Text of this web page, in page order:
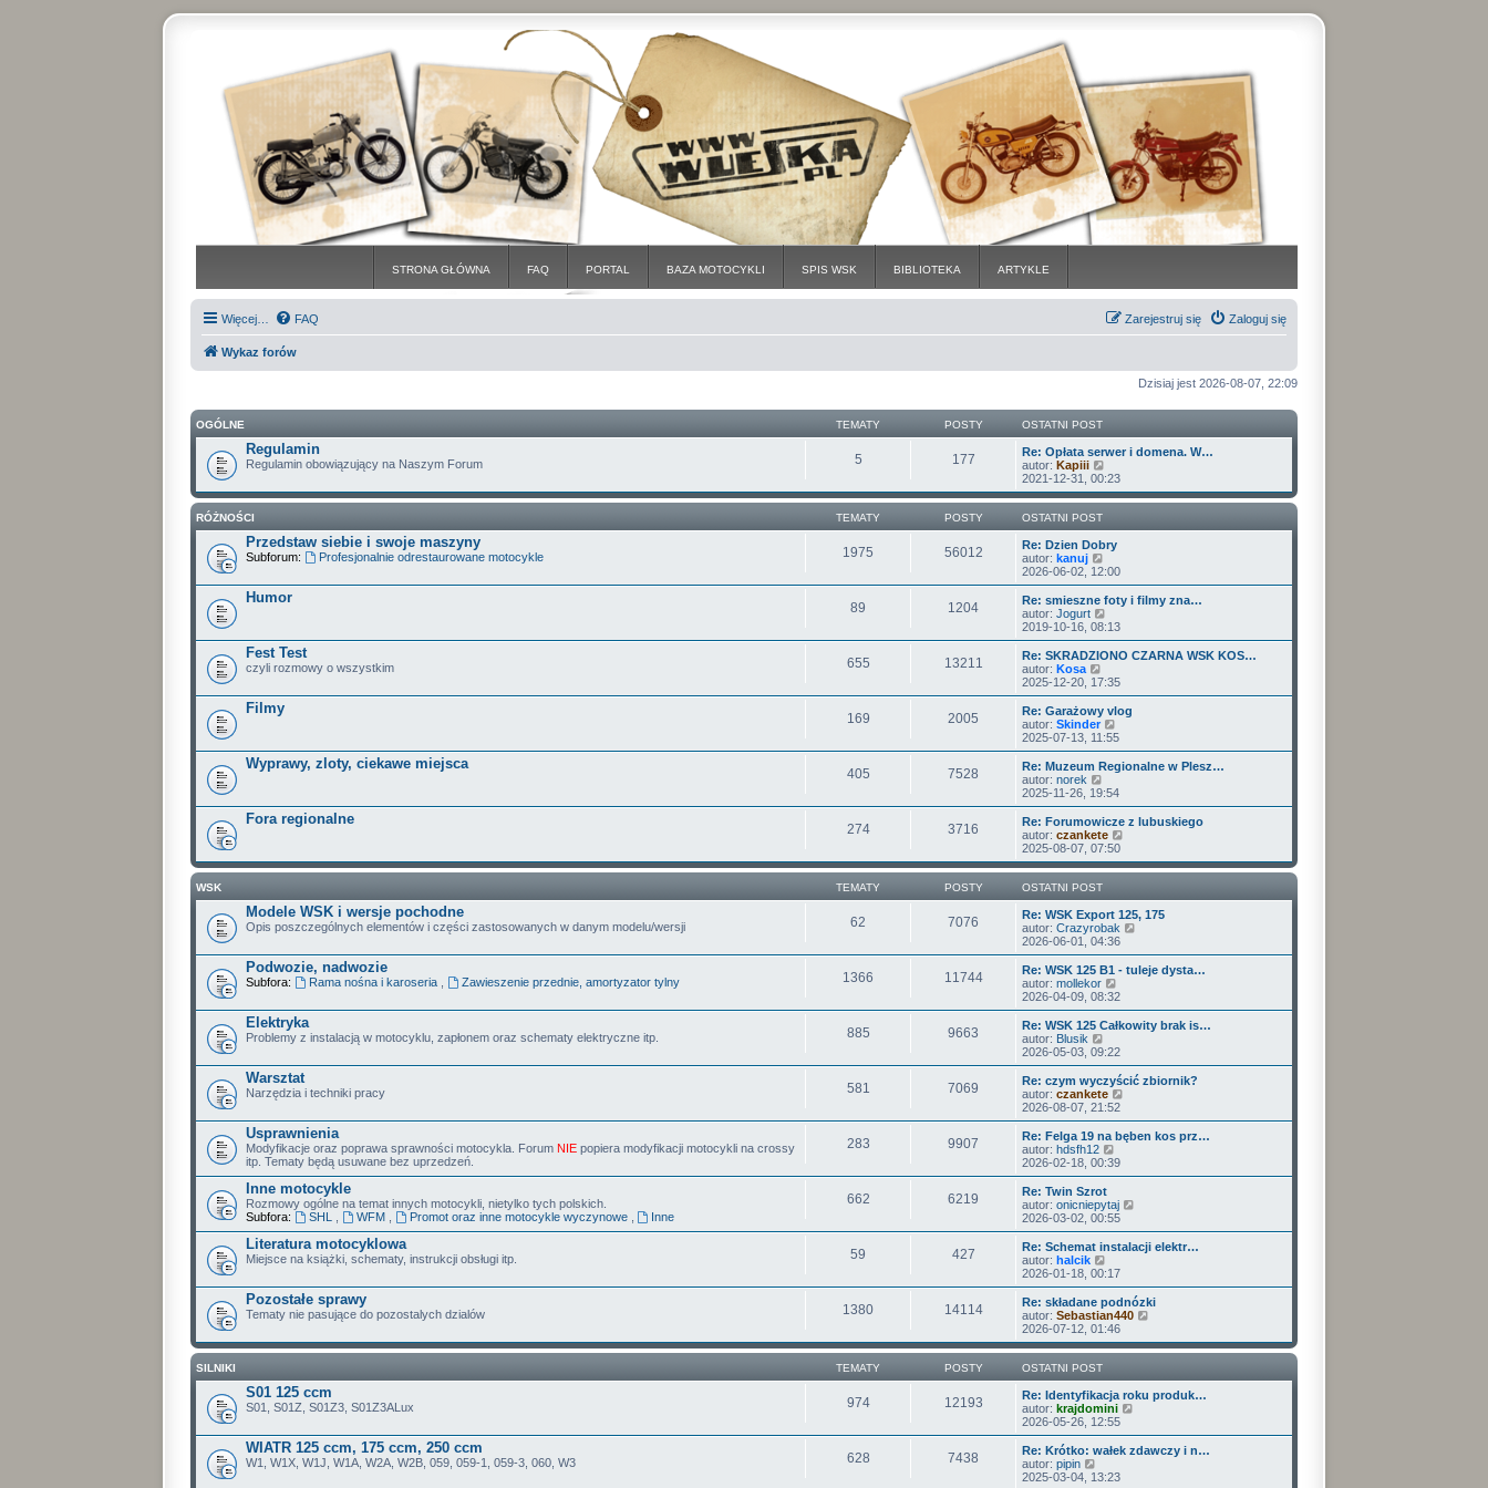
STRONA GŁÓWNA FAQ PORTAL BAZA MOTOCYKLI SPIS WSK BIBLIOTEKA ARTYKLE
Więcej… FAQ Zaloguj się
Zarejestruj się
Wykaz forów
Dzisiaj jest 2026-08-07, 22:09
OGÓLNE TEMATY POSTY OSTATNI POST
Regulamin
Regulamin obowiązujący na Naszym Forum 5 177
Re: Opłata serwer i domena. W…
autor: Kapiii
y
ś
w
e
t
n
a
j
o
s
z
y
p
s
t
2021-12-31, 00:23
RÓŻNOŚCI TEMATY POSTY OSTATNI POST
Przedstaw siebie i swoje maszyny
Subforum: Profesjonalnie odrestaurowane motocykle 1975 56012
Re: Dzien Dobry
autor: kanuj
y
ś
w
i
e
l
n
a
j
o
w
s
z
y
o
s
t
2026-06-02, 12:00
Humor
89 1204
Re: smieszne foty i filmy zna…
autor: Jogurt
y
ś
w
e
n
a
j
o
s
z
y
p
o
s
2019-10-16, 08:13
Fest Test
czyli rozmowy o wszystkim 655 13211
Re: SKRADZIONO CZARNA WSK KOS…
autor: Kosa
y
ś
w
e
l
n
a
j
o
w
s
z
s
t
2025-12-20, 17:35
Filmy
169 2005
Re: Garażowy vlog
autor: Skinder
y
ś
w
i
e
n
a
j
n
s
z
y
p
s
2025-07-13, 11:55
Wyprawy, zloty, ciekawe miejsca
405 7528
Re: Muzeum Regionalne w Plesz…
autor: norek
y
ś
w
i
e
l
a
j
n
o
s
z
y
p
s
2025-11-26, 19:54
Fora regionalne
274 3716
Re: Forumowicze z lubuskiego
autor: czankete
ś
w
e
t
l
a
j
z
s
2025-08-07, 07:50
WSK TEMATY POSTY OSTATNI POST
Modele WSK i wersje pochodne
Opis poszczególnych elementów i części zastosowanych w danym modelu/wersji 62 7076
Re: WSK Export 125, 175
autor: Crazyrobak
ś
w
n
n
o
z
y
s
2026-06-01, 04:36
Podwozie, nadwozie
Subfora: Rama nośna i karoseria Zawieszenie przednie, amortyzator tylny 1366 11744
Re: WSK 125 B1 - tuleje dysta…
autor: mollekor
y
ś
w
e
l
n
a
j
o
s
z
p
o
s
t
2026-04-09, 08:32
Elektryka
Problemy z instalacją w motocyklu, zapłonem oraz schematy elektryczne itp. 885 9663
Re: WSK 125 Całkowity brak is…
autor: Blusik
y
ś
w
i
e
n
a
j
o
w
s
z
y
p
o
s
t
2026-05-03, 09:22
Warsztat
Narzędzia i techniki pracy 581 7069
Re: czym wyczyścić zbiornik?
autor: czankete
ś
w
i
n
a
o
z
y
p
s
2026-08-07, 21:52
Usprawnienia
Modyfikacje oraz poprawa sprawności motocykla. Forum NIE popiera modyfikacji motocykli na crossy
itp. Tematy będą usuwane bez uprzedzeń.
283 9907
Re: Felga 19 na bęben kos prz…
autor: hdsfh12
y
ś
i
e
n
a
j
o
w
s
z
s
t
2026-02-18, 00:39
Inne motocykle
Rozmowy ogólne na temat innych motocykli, nietylko tych polskich.
Subfora:
SHL WFM Promot oraz inne motocykle wyczynowe Inne
662 6219
Re: Twin Szrot
autor: onicniepytaj
ś
w
l
n
a
n
s
z
s
2026-03-02, 00:55
Literatura motocyklowa
Miejsce na książki, schematy, instrukcji obsługi itp. 59 427
Re: Schemat instalacji elektr…
autor: halcik
y
ś
w
i
e
l
a
j
n
o
s
z
y
p
2026-01-18, 00:17
Pozostałe sprawy
Tematy nie pasujące do pozostalych dzialów 1380 14114
Re: składane podnózki
autor: Sebastian440
ś
w
e
t
a
j
2026-07-12, 01:46
SILNIKI TEMATY POSTY OSTATNI POST
S01 125 ccm
S01, S01Z, S01Z3, S01Z3ALux 974 12193
Re: Identyfikacja roku produk…
autor: krajdomini
ś
w
2026-05-26, 12:55
WIATR 125 ccm, 175 ccm, 250 ccm
W1, W1X, W1J, W1A, W2A, W2B, 059, 059-1, 059-3, 060, W3 628 7438
Re: Krótko: wałek zdawczy i n…
autor: pipin
y
2025-03-04, 13:23